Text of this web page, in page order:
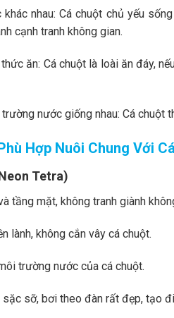
nhau: Cá chuột chủ yếu
cạnh tranh không gian.
ăn: Cá chuột là loài ăn đáy,
nước giống nhau: Cá chuột
Hợp Nuôi Chung Với
Tetra)
tầng mặt, không tranh giành
lành, không cắn vây cá chuột.
trường nước của cá chuột.
sỡ, bơi theo đàn rất đẹp, tạo